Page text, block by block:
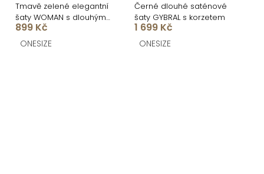
Tmavě zelené elegantní
šaty WOMAN s dlouhým
rukávem
899 Kč
ONESIZE
Černé dlouhé saténové
šaty GYBRAL s korzetem
1 699 Kč
ONESIZE